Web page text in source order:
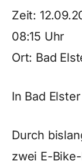
Zeit:
08:15 Uhr
Ort: Bad
In Bad
Durch
zwei E-